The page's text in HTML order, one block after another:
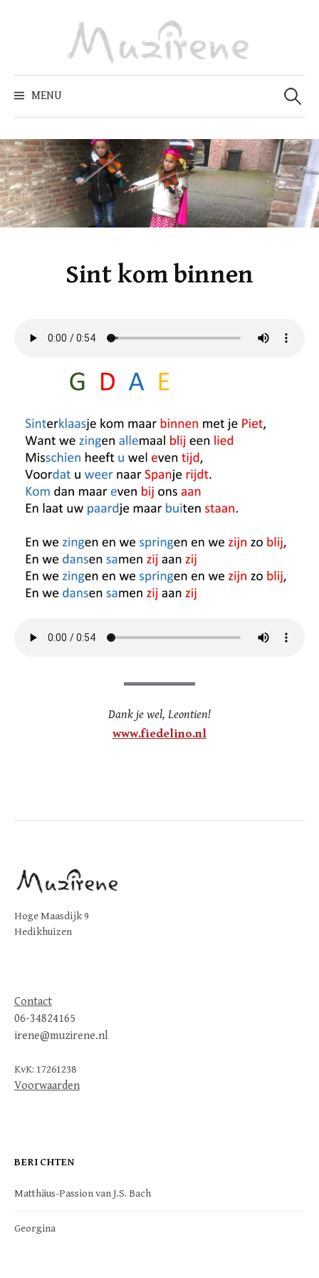
MENU
Zoeken
naar:
Sint kom binnen
Dank je wel, Leontien!
www.fiedelino.nl
Hoge Maasdijk 9
Hedikhuizen
Contact
06-34824165
irene@muzirene.nl
KvK: 17261238
Voorwaarden
BERICHTEN
Matthäus-Passion van J.S. Bach
Georgina